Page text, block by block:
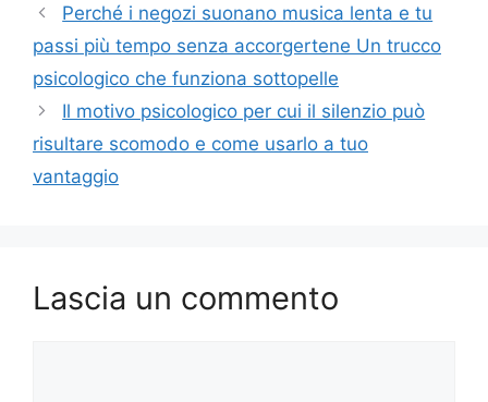
Perché i negozi suonano musica lenta e tu
passi più tempo senza accorgertene Un trucco
psicologico che funziona sottopelle
Il motivo psicologico per cui il silenzio può
risultare scomodo e come usarlo a tuo
vantaggio
Lascia un commento